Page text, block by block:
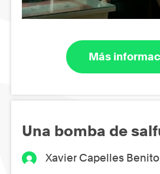
Más
Una bomba de
Xavier Capelles Benito